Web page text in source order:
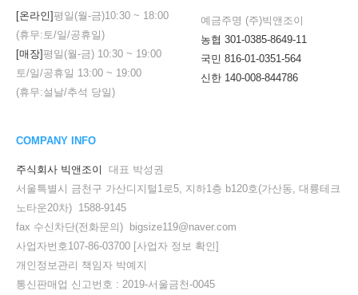
[온라인]평일(월-금)10:30 ~ 18:00
(휴무:토/일/공휴일)
[매장]평일(월-금) 10:30 ~ 19:00
토/일/공휴일 13:00 ~ 19:00
(휴무:설날/추석 당일)
예금주명 (주)빅앤조이
농협 301-0385-8649-11
국민 816-01-0351-564
신한 140-008-844786
COMPANY INFO
주식회사 빅앤조이
대표 박성권
서울특별시 금천구 가산디지털1로5, 지하1층 b120호(가산동, 대륭테크
노타운20차) 1588-9145
fax 수신차단(전화문의) bigsize119@naver.com
사업자번호107-86-03700 [사업자 정보 확인]
개인정보관리 책임자 박예지
통신판매업 신고번호 : 2019-서울금천-0045